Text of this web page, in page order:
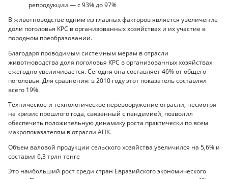
репродукции — с 93% до 97%
В животноводстве одним из главных факторов является увеличение
доли поголовья КРС в организованных хозяйствах и их участие в
породном преобразовании.
Благодаря проводимым системным мерам в отрасли
животноводства доля поголовья КРС в организованных хозяйствах
ежегодно увеличивается. Сегодня она составляет 46% от общего
поголовья. Для сравнения: в 2010 году этот показатель составлял
всего 19%.
Техническое и технологическое перевооружение отрасли, несмотря
на кризис прошлого года, связанный с пандемией, позволил
обеспечить положительную динамику роста практически по всем
макропоказателям в отрасли АПК.
Объем валовой продукции сельского хозяйства увеличился на 5,6% и
составил 6,3 трлн тенге
Это наибольший рост среди стран Евразийского экономического